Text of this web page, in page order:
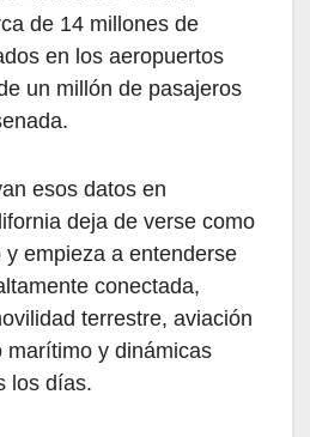
de 14 millones de
en los aeropuertos
un millón de pasajeros
esos datos en
deja de verse como
empieza a entenderse
conectada,
terrestre, aviación
marítimo y dinámicas
los días.